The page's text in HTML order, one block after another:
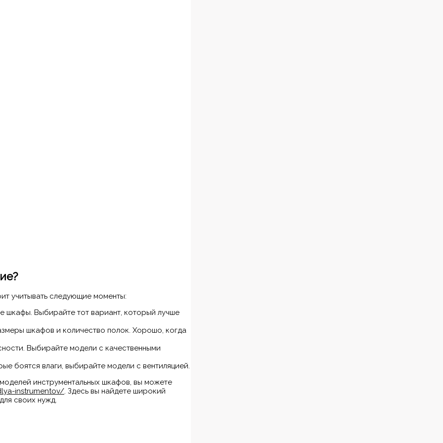
учитывать следующие моменты:
шкафы. Выбирайте тот вариант, который лучше
шкафов и количество полок. Хорошо, когда
Выбирайте модели с качественными
боятся влаги, выбирайте модели с вентиляцией.
инструментальных шкафов, вы можете
instrumentov/. Здесь вы найдете широкий
своих нужд.